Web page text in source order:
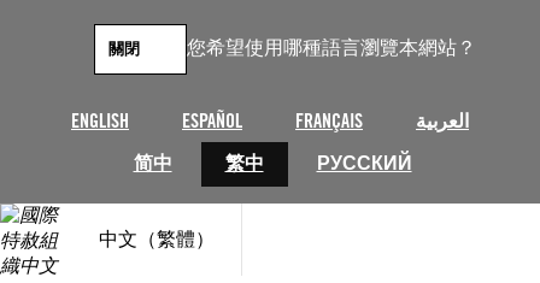
您希望使用哪種語言瀏覽本網站？
ENGLISH ESPAÑOL FRANÇAIS
العربية
简中
繁中 РУССКИЙ
關閉
中文（繁體）